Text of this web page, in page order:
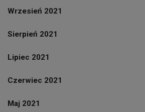
Wrzesień 2021
Sierpień 2021
Lipiec 2021
Czerwiec 2021
Maj 2021